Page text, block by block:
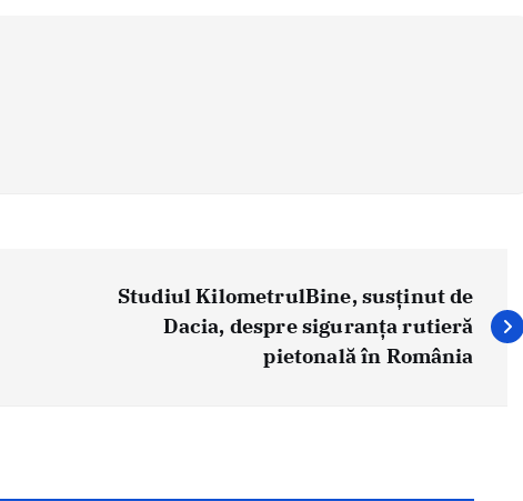
Studiul KilometrulBine, susținut de
Dacia, despre siguranța rutieră
pietonală în România